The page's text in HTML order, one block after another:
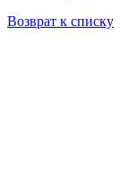
Возврат к списку